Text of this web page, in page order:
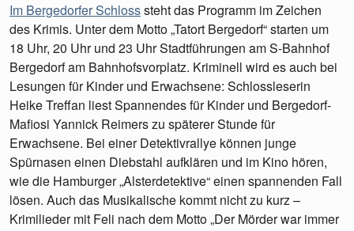
Im Bergedorfer Schlosssteht das Programm im Zeichen
des Krimis. Unter dem Motto „Tatort Bergedorf“ starten um
18 Uhr, 20 Uhr und 23 Uhr Stadtführungen am S-Bahnhof
Bergedorf am Bahnhofsvorplatz. Kriminell wird es auch bei
Lesungen für Kinder und Erwachsene: Schlossleserin
Heike Treffan liest Spannendes für Kinder und Bergedorf-
Mafiosi Yannick Reimers zu späterer Stunde für
Erwachsene. Bei einer Detektivrallye können junge
Spürnasen einen Diebstahl aufklären und im Kino hören,
wie die Hamburger „Alsterdetektive“ einen spannenden Fall
lösen. Auch das Musikalische kommt nicht zu kurz –
Krimilieder mit Feli nach dem Motto „Der Mörder war immer